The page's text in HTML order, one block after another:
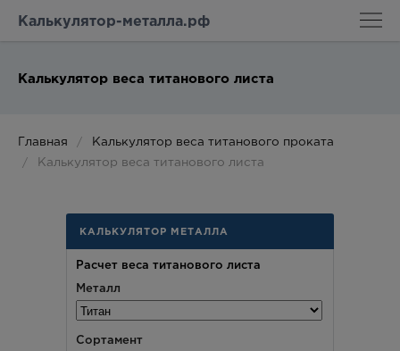
Калькулятор-металла.рф
Калькулятор веса титанового листа
Главная
Калькулятор веса титанового проката
Калькулятор веса титанового листа